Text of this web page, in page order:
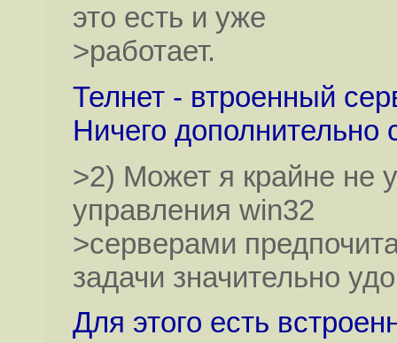
это есть и уже
>работает.
Телнет - втроенный
Ничего дополнительно
>2) Может я крайне не
управления win32
>серверами
задачи значительно
Для этого есть